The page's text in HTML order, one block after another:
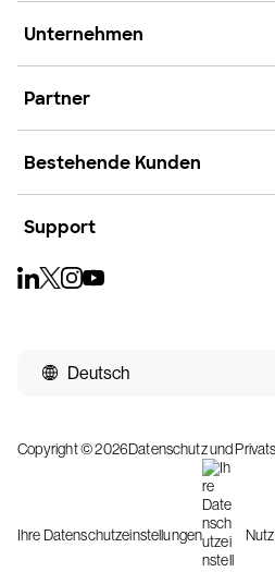
Unternehmen
Partner
Bestehende Kunden
Support
Deutsch
Copyright © 2026Datenschutz und
Ihre Datenschutzeinstellungen